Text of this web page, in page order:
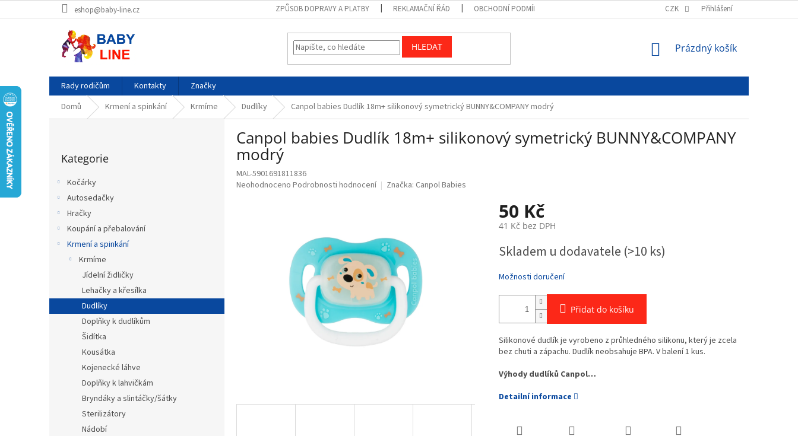
na
eshop@baby-line.cz ZPŮSOB DOPRAVY A PLATBY REKLAMAČNÍ ŘÁD OBCHODNÍ PODMÍNKY PODMÍNKY OCHRANY OSOBNÍCH ÚDAJŮ
CZK Přihlášení
HLEDAT
NÁKUPNÍ
Prázdný košík
Rady rodičům Kontakty
Značky
Domů
Krmení a spinkání Krmíme Dudlíky Canpol babies Dudlík 18m+ silikonový symetrický BUNNY&COMPANY modrý
l
kategorie
Kategorie
Kočárky
Autosedačky
Hračky
Koupání a přebalování
Krmení a spinkání
Krmíme
Jídelní židličky
Lehačky a křesílka
Dudlíky
Doplňky k dudlíkům
Šidítka
Kousátka
Kojenecké láhve
Doplňky k lahvičkám
Bryndáky a slintáčky/šátky
Sterilizátory
Nádobí
Canpol babies Dudlík 18m+ silikonový symetrický BUNNY&COMPANY
modrý
MAL-5901691811836
Průměrné
Neohodnoceno Podrobnosti hodnocení Značka: Canpol Babies
50 Kč
41 Kč bez DPH
cena:
Skladem u dodavatele (>10 ks)
Možnosti doručení
Přidat do košíku
Silikonové dudlík je vyrobeno z průhledného silikonu, který je zcela
bez chuti a zápachu. Dudlík neobsahuje BPA. V balení 1 kus.
Výhody dudlíků Canpol…
Detailní informace